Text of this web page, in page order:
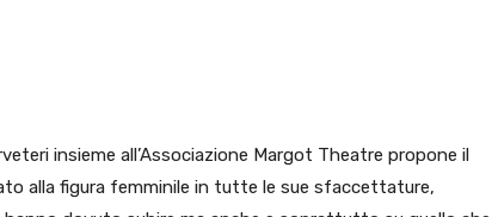
insieme all’Associazione Margot Theatre propone il
alla figura femminile in tutte le sue sfaccettature,